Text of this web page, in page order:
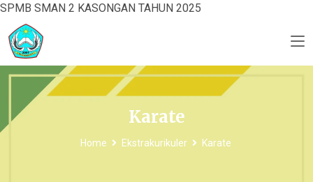
SPMB SMAN 2 KASONGAN TAHUN 2025
Karate
Home Ekstrakurikuler Karate